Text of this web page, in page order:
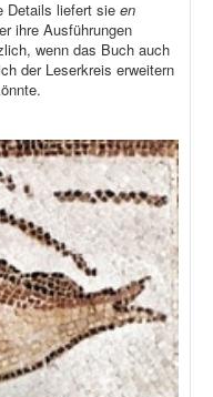
Details liefert sie en
ihre Ausführungen
wenn das Buch auch
der Leserkreis erweitern